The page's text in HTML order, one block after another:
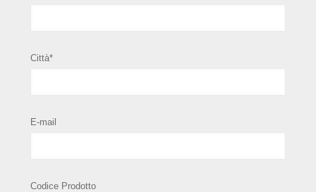
Città*
E-mail
Codice Prodotto